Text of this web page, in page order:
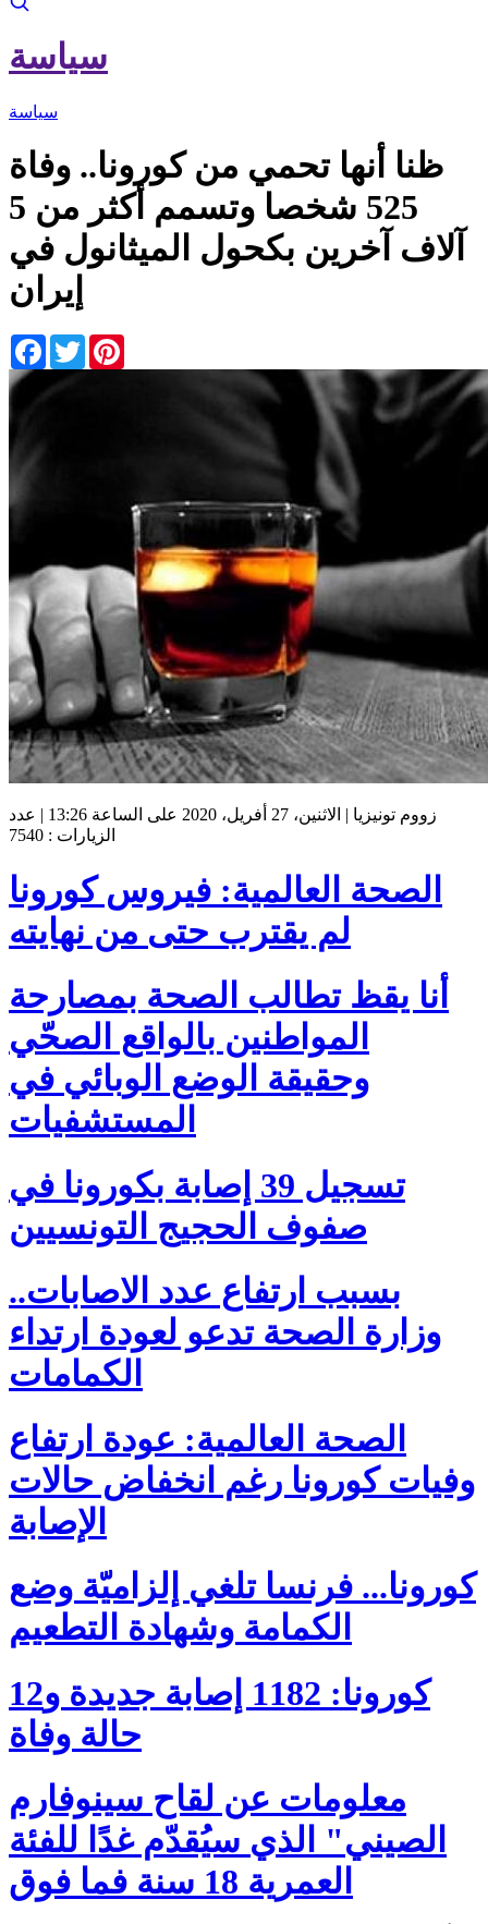
سياسة
سياسة
ظنا أنها تحمي من كورونا.. وفاة
525 شخصا وتسمم أكثر من 5
آلاف آخرين بكحول الميثانول في
إيران
Facebook
Twitter
زووم تونيزيا | الاثنين، 27 أفريل، 2020 على الساعة 13:26 | عدد
الزيارات : 7540
الصحة العالمية: فيروس كورونا
لم يقترب حتى من نهايته
أنا يقظ تطالب الصحة بمصارحة
المواطنين بالواقع الصحّي
وحقيقة الوضع الوبائي في
المستشفيات
تسجيل 39 إصابة بكورونا في
صفوف الحجيج التونسيين
بسبب ارتفاع عدد الاصابات..
وزارة الصحة تدعو لعودة ارتداء
الكمامات
الصحة العالمية: عودة ارتفاع
وفيات كورونا رغم انخفاض حالات
الإصابة
كورونا... فرنسا تلغي إلزاميّة وضع
الكمامة وشهادة التطعيم
كورونا: 1182 إصابة جديدة و12
حالة وفاة
معلومات عن لقاح سينوفارم
الصيني" الذي سيُقدّم غدًا للفئة
العمرية 18 سنة فما فوق